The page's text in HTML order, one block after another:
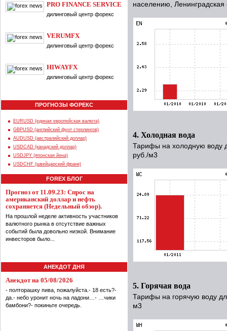
PRO FINANCE SERVICE
дилинговый центр форекс
VERUMFX
дилинговый центр форекс
HIWAYFX
дилинговый центр форекс
ПРОГНОЗЫ ФОРЕКС
EURUSD (единая европейская валюта)
GBPUSD (английский фунт стерлингов)
AUDUSD (австралийский доллар)
USDCAD (канадский доллар)
USDJPY (японская йена)
USDCHF (швейцарский франк)
FOREX БЛОГ
Прогноз от 11.09.23: Спрос на
американский доллар и нефть
сохраняется (Недельный обзор).
На прошлой неделе активность участников
валютного рынка в отсутствие важных
событий была довольно низкой. Внимание
инвесторов было...
АНЕКДОТ ДНЯ
Анекдот на 05/08/2026
- полторашку пива, пожалуйста.- 18 есть?-
да.- небо уронит ночь на ладони…- …чики
бамбони?- покиньте очередь.
населению, Ленинградская
4. Холодная вода
Тарифы на холодную воду
руб./м3
5. Горячая вода
Тарифы на горячую воду
м3